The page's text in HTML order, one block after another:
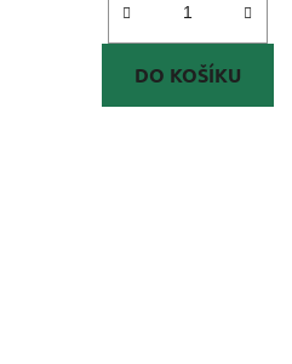
DO KOŠÍKU